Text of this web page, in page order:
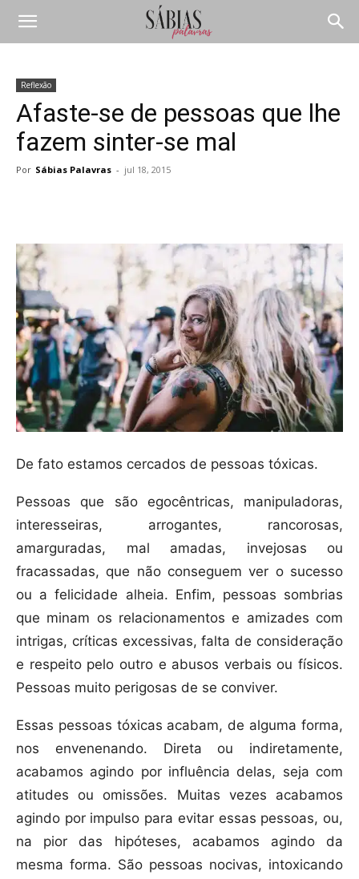
Reflexão
Afaste-se de pessoas que lhe
fazem sinter-se mal
Por Sábias Palavras - jul 18, 2015
De fato estamos cercados de pessoas tóxicas.
Pessoas que são egocêntricas, manipuladoras,
interesseiras, arrogantes, rancorosas,
amarguradas, mal amadas, invejosas ou
fracassadas, que não conseguem ver o sucesso
ou a felicidade alheia. Enfim, pessoas sombrias
que minam os relacionamentos e amizades com
intrigas, críticas excessivas, falta de consideração
e respeito pelo outro e abusos verbais ou físicos.
Pessoas muito perigosas de se conviver.
Essas pessoas tóxicas acabam, de alguma forma,
nos envenenando. Direta ou indiretamente,
acabamos agindo por influência delas, seja com
atitudes ou omissões. Muitas vezes acabamos
agindo por impulso para evitar essas pessoas, ou,
na pior das hipóteses, acabamos agindo da
mesma forma. São pessoas nocivas, intoxicando